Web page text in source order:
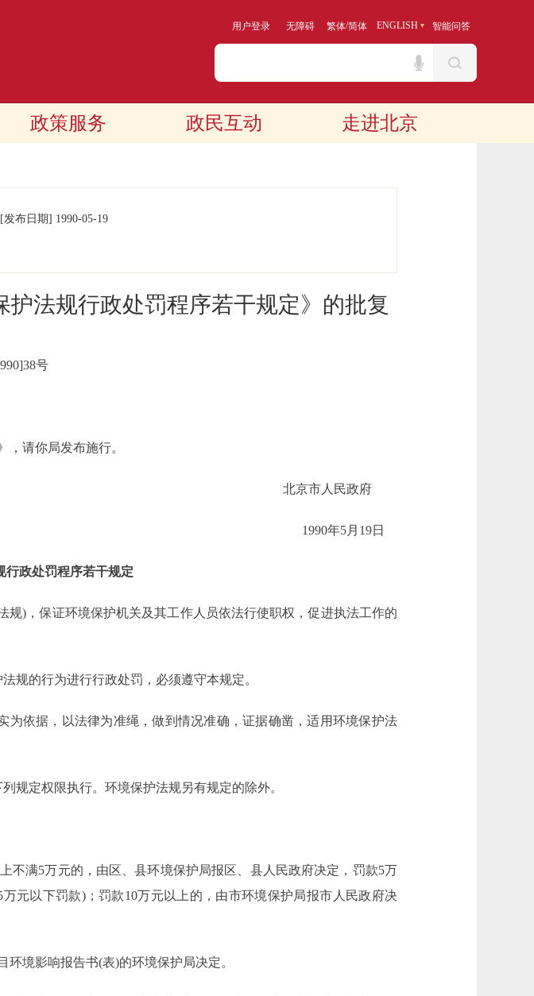
用户登录 无障碍 繁体/简体 ENGLISH 智能问答
政策服务 政民互动 走进北京
[发布日期] 1990-05-19
法规行政处罚程序若干规定》的批复
号
请你局发布施行。
北京市人民政府
1990年5月19日
行政处罚程序若干规定
，保证环境保护机关及其工作人员依法行使职权，促进执法工作的
的行为进行行政处罚，必须遵守本规定。
依据，以法律为准绳，做到情况准确，证据确凿，适用环境保护法
定权限执行。环境保护法规另有规定的除外。
满5万元的，由区、县环境保护局报区、县人民政府决定，罚款5万
元以下罚款)；罚款10万元以上的，由市环境保护局报市人民政府决
境影响报告书(表)的环境保护局决定。